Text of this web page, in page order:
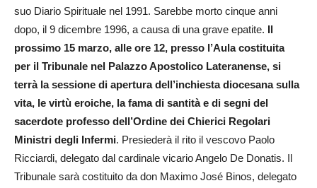
suo Diario Spirituale nel 1991. Sarebbe morto cinque anni
dopo, il 9 dicembre 1996, a causa di una grave epatite. Il
prossimo 15 marzo, alle ore 12, presso l’Aula costituita
per il Tribunale nel Palazzo Apostolico Lateranense, si
terrà la sessione di apertura dell’inchiesta diocesana sulla
vita, le virtù eroiche, la fama di santità e di segni del
sacerdote professo dell’Ordine dei Chierici Regolari
Ministri degli Infermi. Presiederà il rito il vescovo Paolo
Ricciardi, delegato dal cardinale vicario Angelo De Donatis. Il
Tribunale sarà costituito da don Maximo José Binos, delegato